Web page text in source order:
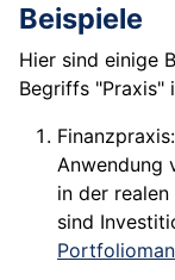
Beispiele
Hier sind einige
Begriffs "Praxis"
Anwendung
in der
sind